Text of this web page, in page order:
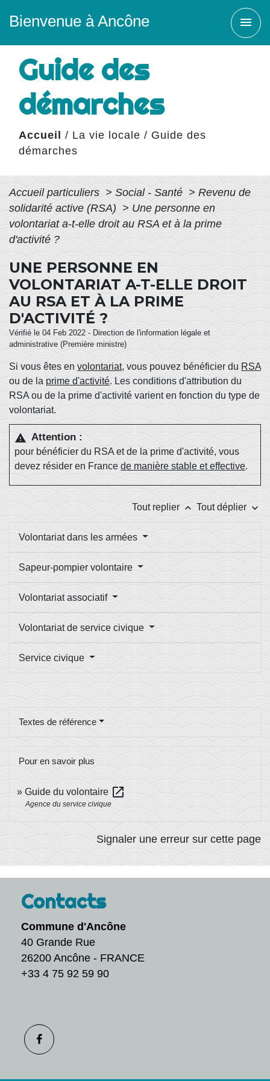
Bienvenue à Ancône menu
Guide des
démarches
Accueil / La vie locale / Guide des
démarches
Accueil particuliers > Social - Santé > Revenu de
solidarité active (RSA) > Une personne en
volontariat a-t-elle droit au RSA et à la prime
d'activité ?
UNE PERSONNE EN
VOLONTARIAT A-T-ELLE DROIT
AU RSA ET À LA PRIME
D'ACTIVITÉ ?
Vérifié le 04 Feb 2022 - Direction de l'information légale et
administrative (Première ministre)
Si vous êtes en volontariat, vous pouvez bénéficier du RSA
ou de la prime d'activité. Les conditions d'attribution du
RSA ou de la prime d'activité varient en fonction du type de
volontariat.
warning Attention :
pour bénéficier du RSA et de la prime d'activité, vous
devez résider en France de manière stable et effective.
Tout replier keyboard_arrow_up Tout déplier keyboard_arrow_down
Volontariat dans les armées
Sapeur-pompier volontaire
Volontariat associatif
Volontariat de service civique
Service civique
Textes de référence
Pour en savoir plus
Guide du volontaire open_in_new
Agence du service civique
Signaler une erreur sur cette page
Contacts
Commune d'Ancône
40 Grande Rue
26200 Ancône - FRANCE
+33 4 75 92 59 90